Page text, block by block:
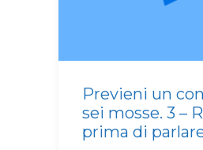
Previeni un
sei mosse. 3 –
prima di